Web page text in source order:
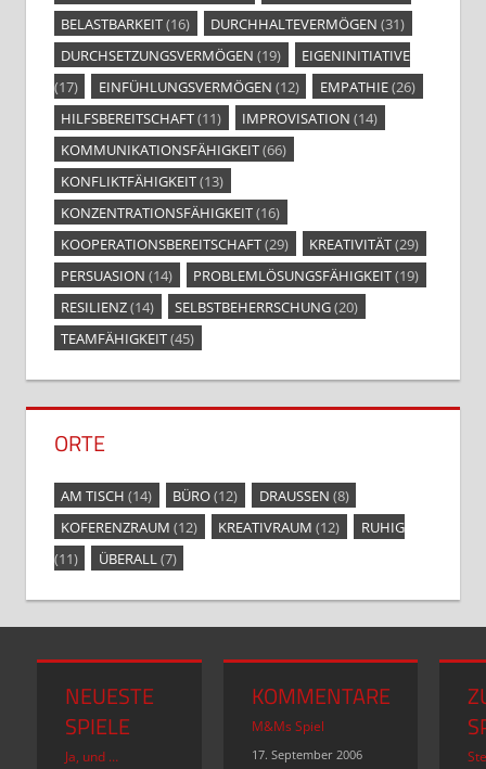
BELASTBARKEIT(16) DURCHHALTEVERMÖGEN (31)
DURCHSETZUNGSVERMÖGEN (19)
EIGENINITIATIVE
(17)
EINFÜHLUNGSVERMÖGEN (12) EMPATHIE(26)
HILFSBEREITSCHAFT(11) IMPROVISATION (14)
KOMMUNIKATIONSFÄHIGKEIT(66)
KONFLIKTFÄHIGKEIT(13)
KONZENTRATIONSFÄHIGKEIT(16)
KOOPERATIONSBEREITSCHAFT(29) KREATIVITÄT(29)
PERSUASION (14) PROBLEMLÖSUNGSFÄHIGKEIT(19)
RESILIENZ(14) SELBSTBEHERRSCHUNG(20)
TEAMFÄHIGKEIT(45)
ORTE
AM TISCH (14) BÜRO(12) DRAUSSEN
(8)
KOFERENZRAUM (12) KREATIVRAUM (12)
RUHIG
(11)
ÜBERALL (7)
NEUESTE
SPIELE
Ja, und …
KOMMENTARE
M&Ms Spiel
17. September 2006